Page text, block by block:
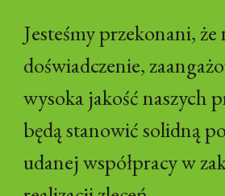
Jesteśmy przekonani, że
doświadczenie,
wysoka jakość naszych
będą stanowić solidną
udanej współpracy w